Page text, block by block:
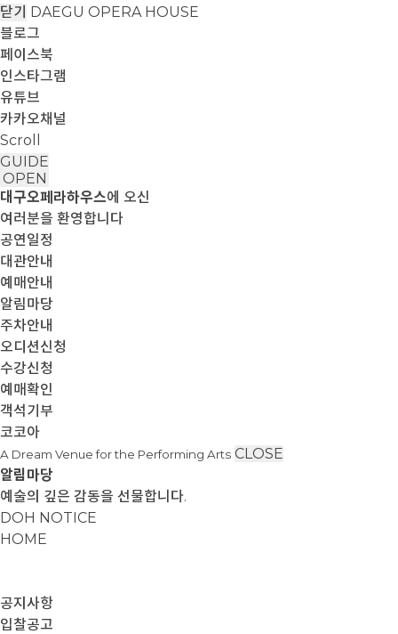
닫기 DAEGU OPERA HOUSE
블로그
페이스북
인스타그램
유튜브
카카오채널
Scroll
GUIDE
OPEN
대구오페라하우스에 오신
여러분을 환영합니다
공연일정
대관안내
예매안내
알림마당
주차안내
오디션신청
수강신청
예매확인
객석기부
코코아
A Dream Venue for the Performing Arts CLOSE
알림마당
예술의 깊은 감동을 선물합니다.
DOH NOTICE
HOME
공지사항
입찰공고